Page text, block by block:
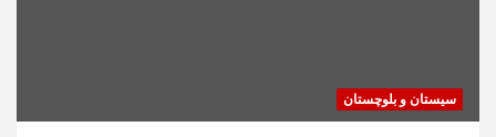
سیستان و بلوچستان